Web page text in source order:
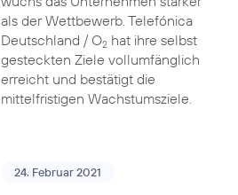
als der Wettbewerb. Telefónica
Deutschland / O2hat ihre selbst
gesteckten Ziele vollumfänglich
erreicht und bestätigt die
mittelfristigen Wachstumsziele.
24. Februar 2021